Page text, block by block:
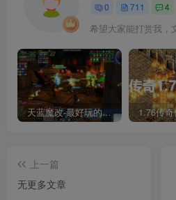
0 711 4
希望大家能打赏我，
天蓝魔改-最好玩的魔兽世界巫妖王V335精品单机端【最智能的机器人】
上一篇
无更多文章